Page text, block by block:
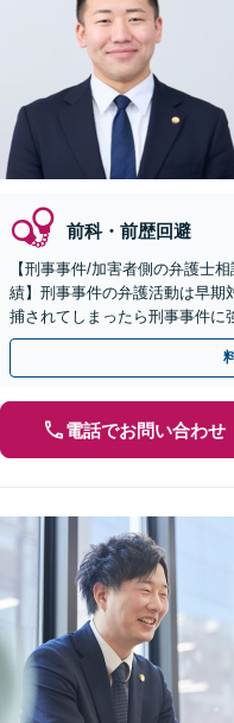
前科・前歴回避
【刑事事件/加害者側の弁護士
績】刑事事件の弁護活動は早期
捕されてしまったら刑事事件に
相談０円(電話)】【加害者側の
電話でお問い合わせ